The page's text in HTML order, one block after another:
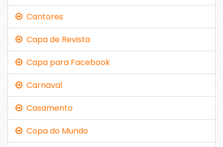
Cantores
Capa de Revista
Capa para Facebook
Carnaval
Casamento
Copa do Mundo